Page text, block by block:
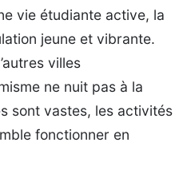
vie étudiante active, la
jeune et vibrante.
villes
ne nuit pas à la
sont vastes, les activités
fonctionner en